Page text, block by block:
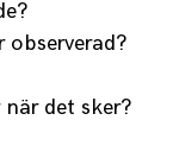
det sker?